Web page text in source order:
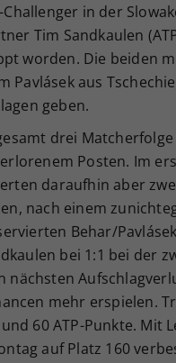
in der
Tim Sandkaulen
worden. Die beiden
Pavlásek aus
geben.
drei
Posten. Im
daraufhin aber
nach einem
Behar/
bei 1:1 bei der
nächsten
mehr erspielen.
60 ATP-Punkte. Mit
auf Platz 160